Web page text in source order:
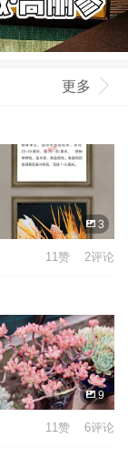
更多
3
11赞 2评论
9
11赞 6评论